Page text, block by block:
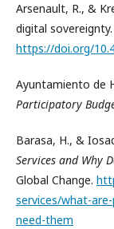
Arsenault, R., &
digital sovereignty.
https://doi.org/
Ayuntamiento de
Participatory
Barasa, H., &
Services and Why
Global Change.
services/what-
need-them